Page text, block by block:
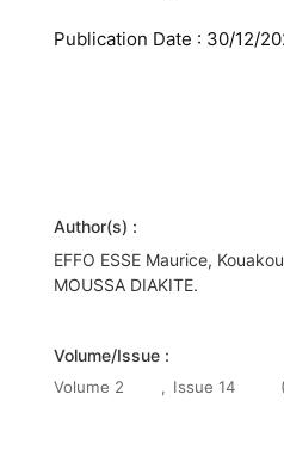
Publication Date : 30/12/
Author(s) :
EFFO ESSE Maurice,
MOUSSA DIAKITE.
Volume/Issue :
Volume 2 , Issue 14